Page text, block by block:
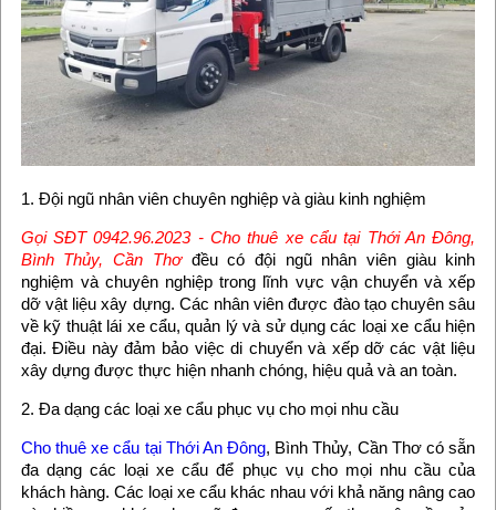
1. Đội ngũ nhân viên chuyên nghiệp và giàu kinh nghiệm
Gọi SĐT 0942.96.2023 - Cho thuê xe cẩu tại Thới An Đông,
Bình Thủy, Cần Thơđều có đội ngũ nhân viên giàu kinh
nghiệm và chuyên nghiệp trong lĩnh vực vận chuyển và xếp
dỡ vật liệu xây dựng. Các nhân viên được đào tạo chuyên sâu
về kỹ thuật lái xe cẩu, quản lý và sử dụng các loại xe cẩu hiện
đại. Điều này đảm bảo việc di chuyển và xếp dỡ các vật liệu
xây dựng được thực hiện nhanh chóng, hiệu quả và an toàn.
2. Đa dạng các loại xe cẩu phục vụ cho mọi nhu cầu
Cho thuê xe cẩu tại Thới An Đông, Bình Thủy, Cần Thơ có sẵn
đa dạng các loại xe cẩu để phục vụ cho mọi nhu cầu của
khách hàng. Các loại xe cẩu khác nhau với khả năng nâng cao